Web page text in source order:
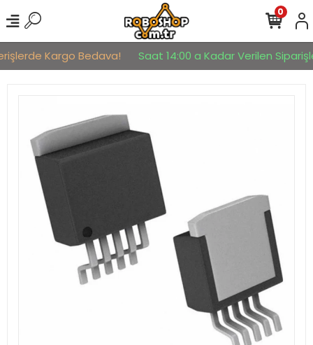
Kargo Bedava! Saat 14:00 a Kadar Verilen
0